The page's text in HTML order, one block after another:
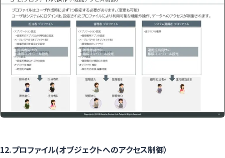
12.プロファイル(オブジェクトへのアクセス制御）